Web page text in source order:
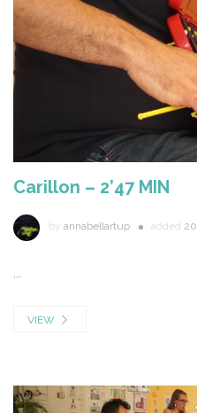
Carillon – 2’47 MIN
by annabellartup added
...
VIEW